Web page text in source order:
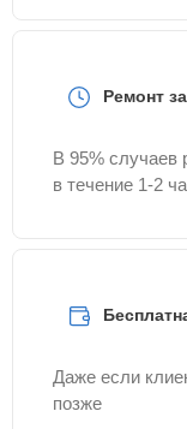
Ремонт
В 95% случаев
в течение 1-2
Даже если
позже